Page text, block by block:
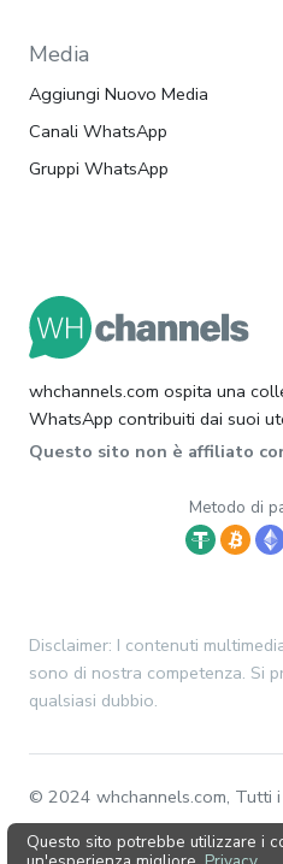
Media
Aggiungi Nuovo Media
Canali WhatsApp
Gruppi WhatsApp
whchannels.com ospita una
WhatsApp contribuiti dai suoi
Questo sito non è affiliato
Metodo di
Disclaimer: I contenuti
sono di nostra competenza. Si
qualsiasi dubbio.
© 2024 whchannels.com, Tutti
Questo sito potrebbe utilizzare i